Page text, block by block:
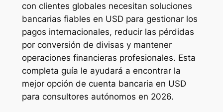
con clientes globales necesitan soluciones
bancarias fiables en USD para gestionar los
pagos internacionales, reducir las pérdidas
por conversión de divisas y mantener
operaciones financieras profesionales. Esta
completa guía le ayudará a encontrar la
mejor opción de cuenta bancaria en USD
para consultores autónomos en 2026.